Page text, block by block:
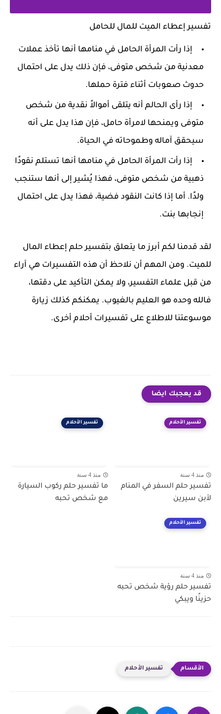
تفسير إعطاء الميت للمال للحامل
إذا رأت المرأة الحامل في منامها أنها تأخذ عملات
معدنية من شخص متوفى، فإن ذلك يدل على احتمال
حدوث صعوبات أثناء فترة حملها.
إذا رأى الحالم أنه يتلقى أموالاً نقدية من شخص
متوفى ويمنحها لامرأة حامل، فإن هذا يدل على أنه
سيحقق آماله وطموحاته في الحياة.
إذا رأت المرأة الحامل في منامها أنها تستلم نقودًا
ذهبية من شخص متوفى، فهذا يُشير إلى أنها ستنجب
ولدًا. أما إذا كانت النقود فضية، فهذا يدل على احتمال
إنجابها بنت.
لقد قدمنا لكم أبرز ما يتعلق بتفسير حلم إعطاء المال
للميت. ومن المهم أن نلاحظ أن هذه التفسيرات هي آراء
من قبل علماء التفسير، ولا يمكن التأكيد على دقتها،
فالله وحده هو العليم بالغيوب. يمكنكم كذلك زيارة
موسوعتنا للاطلاع على تفسيرات أحلام أخرى.
قد يعجبك ايضا
تفسير الأحلام
منذ 4 سنة
تفسير حلم السفر في المنام
لأبن سيرين
تفسير الأحلام
منذ 4 سنة
ما تفسير حلم ركوب السيارة
مع شخص تحبه
تفسير الأحلام
منذ 4 سنة
تفسير حلم رؤية شخص تحبه
حزينًا ويبكي
تفسير الأحلام